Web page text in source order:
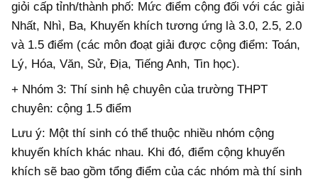
giỏi cấp tỉnh/thành phố: Mức điểm cộng đối với các giải
Nhất, Nhì, Ba, Khuyến khích tương ứng là 3.0, 2.5, 2.0
và 1.5 điểm (các môn đoạt giải được cộng điểm: Toán,
Lý, Hóa, Văn, Sử, Địa, Tiếng Anh, Tin học).
+ Nhóm 3: Thí sinh hệ chuyên của trường THPT
chuyên: cộng 1.5 điểm
Lưu ý: Một thí sinh có thể thuộc nhiều nhóm cộng
khuyến khích khác nhau. Khi đó, điểm cộng khuyến
khích sẽ bao gồm tổng điểm của các nhóm mà thí sinh